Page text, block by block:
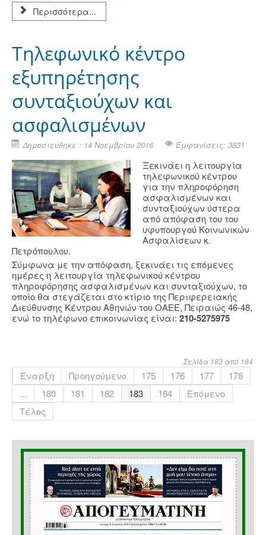
Περισσότερα...
Τηλεφωνικό κέντρο
εξυπηρέτησης
συνταξιούχων και
ασφαλισμένων
Δημοσιεύθηκε : 14 Νοεμβρίου 2016 Εμφανίσεις: 3831
Ξεκινάει η λειτουργία
τηλεφωνικού κέντρου
για την πληροφόρηση
ασφαλισμένων και
συνταξιούχων ύστερα
από απόφαση του του
υφυπουργού Κοινωνικών
Ασφαλίσεων κ.
Πετρόπουλου.
Σύμφωνα με την απόφαση, ξεκινάει τις επόμενες
ημέρες η λειτουργία τηλεφωνικού κέντρου
πληροφόρησης ασφαλισμένων και συνταξιούχων, το
οποίο θα στεγάζεται στο κτίριο της Περιφερειακής
Διεύθυνσης Κέντρου Αθηνών του ΟΑΕΕ, Πειραιώς 46-48,
ενώ το τηλέφωνο επικοινωνίας είναι: 210-5275975
Σελίδα 183 από 184
Έναρξη Προηγούμενο 175 176 177
178
...
180 181 182 183 184
Επόμενο
Τέλος